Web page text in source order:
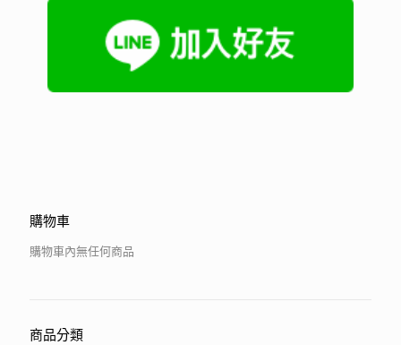
購物車
購物車內無任何商品
商品分類